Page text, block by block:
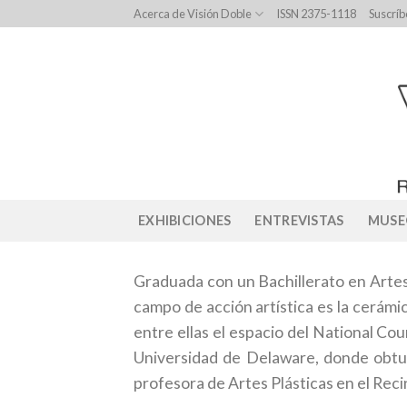
to
Acerca de Visión Doble ISSN 2375-1118
EXHIBICIONES ENTREVISTAS
Graduada con un Bachillerato en
campo de acción artística es la
entre ellas el espacio del National
Universidad de Delaware, donde
profesora de Artes Plásticas en el